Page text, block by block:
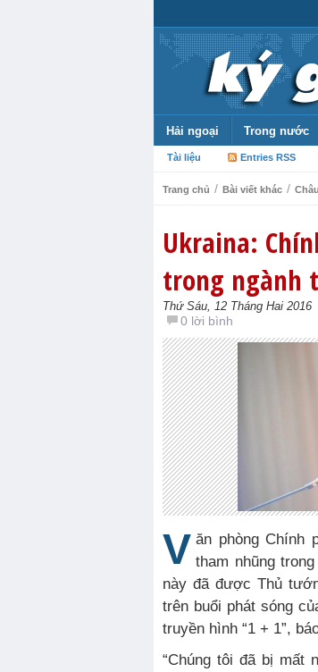
Hải ngoại Trong nước
Tài liệu Entries RSS
Trang chủ / Bài viết khác /
Ukraina:
trong ngành
Thứ Sáu, 12 Tháng Hai 2016
0 lời bình
V ăn phòng Chính
tham nhũng
này đã được Thủ
trên buổi phát sóng
truyền hình “1 + 1”,
“Chúng tôi đã bị mất